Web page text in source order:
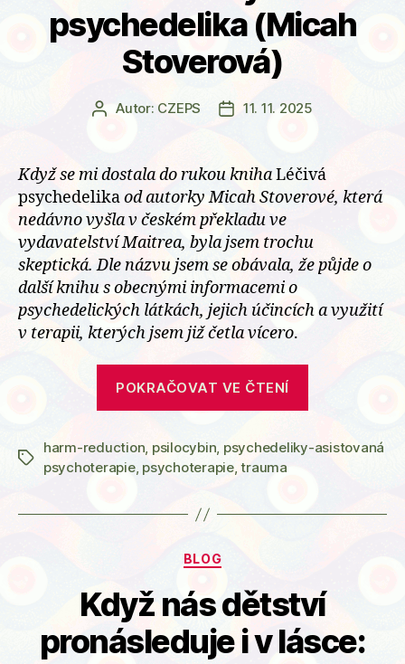
psychedelika (Micah
Stoverová)
AutorAutor: CZEPS
Datum
11. 11. 2025
Když se mi dostala do rukou knihaLéčivá
psychedelikaod autorky Micah Stoverové, která
nedávno vyšla v českém překladu ve
vydavatelství Maitrea, byla jsem trochu
skeptická. Dle názvu jsem se obávala, že půjde o
další knihu s obecnými informacemi o
psychedelických látkách, jejich účincích a využití
v terapii, kterých jsem již četla vícero.
POKRAČOVAT VE ČTENÍ
Štítky
harm-reduction, psilocybin, psychedeliky-asistovaná
psychoterapie, psychoterapie,trauma
Rubriky
BLOG
Když nás dětství
pronásleduje i v lásce: